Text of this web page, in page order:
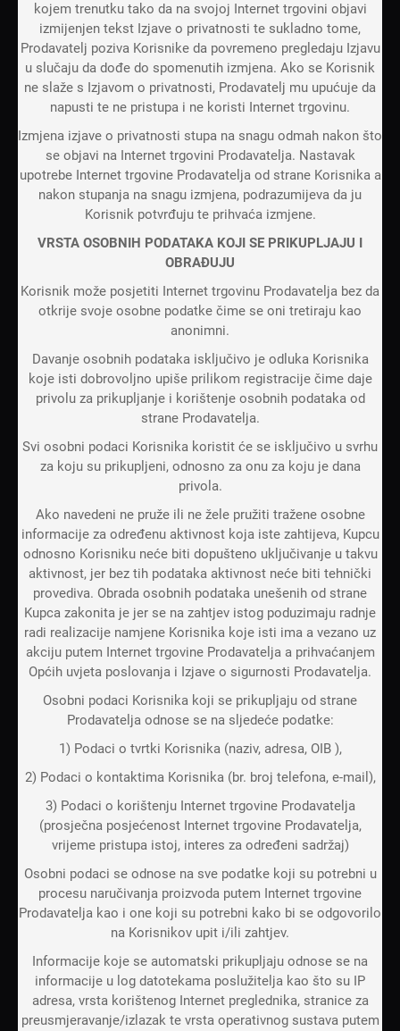
kojem trenutku tako da na svojoj Internet trgovini objavi
izmijenjen tekst Izjave o privatnosti te sukladno tome,
Prodavatelj poziva Korisnike da povremeno pregledaju Izjavu
u slučaju da dođe do spomenutih izmjena. Ako se Korisnik
ne slaže s Izjavom o privatnosti, Prodavatelj mu upućuje da
napusti te ne pristupa i ne koristi Internet trgovinu.
Izmjena izjave o privatnosti stupa na snagu odmah nakon što
se objavi na Internet trgovini Prodavatelja. Nastavak
upotrebe Internet trgovine Prodavatelja od strane Korisnika a
nakon stupanja na snagu izmjena, podrazumijeva da ju
Korisnik potvrđuju te prihvaća izmjene.
VRSTA OSOBNIH PODATAKA KOJI SE PRIKUPLJAJU I
OBRAĐUJU
Korisnik može posjetiti Internet trgovinu Prodavatelja bez da
otkrije svoje osobne podatke čime se oni tretiraju kao
anonimni.
Davanje osobnih podataka isključivo je odluka Korisnika
koje isti dobrovoljno upiše prilikom registracije čime daje
privolu za prikupljanje i korištenje osobnih podataka od
strane Prodavatelja.
Svi osobni podaci Korisnika koristit će se isključivo u svrhu
za koju su prikupljeni, odnosno za onu za koju je dana
privola.
Ako navedeni ne pruže ili ne žele pružiti tražene osobne
informacije za određenu aktivnost koja iste zahtijeva, Kupcu
odnosno Korisniku neće biti dopušteno uključivanje u takvu
aktivnost, jer bez tih podataka aktivnost neće biti tehnički
provediva. Obrada osobnih podataka unešenih od strane
Kupca zakonita je jer se na zahtjev istog poduzimaju radnje
radi realizacije namjene Korisnika koje isti ima a vezano uz
akciju putem Internet trgovine Prodavatelja a prihvaćanjem
Općih uvjeta poslovanja i Izjave o sigurnosti Prodavatelja.
Osobni podaci Korisnika koji se prikupljaju od strane
Prodavatelja odnose se na sljedeće podatke:
1) Podaci o tvrtki Korisnika (naziv, adresa, OIB ),
2) Podaci o kontaktima Korisnika (br. broj telefona, e-mail),
3) Podaci o korištenju Internet trgovine Prodavatelja
(prosječna posjećenost Internet trgovine Prodavatelja,
vrijeme pristupa istoj, interes za određeni sadržaj)
Osobni podaci se odnose na sve podatke koji su potrebni u
procesu naručivanja proizvoda putem Internet trgovine
Prodavatelja kao i one koji su potrebni kako bi se odgovorilo
na Korisnikov upit i/ili zahtjev.
Informacije koje se automatski prikupljaju odnose se na
informacije u log datotekama poslužitelja kao što su IP
adresa, vrsta korištenog Internet preglednika, stranice za
preusmjeravanje/izlazak te vrsta operativnog sustava putem